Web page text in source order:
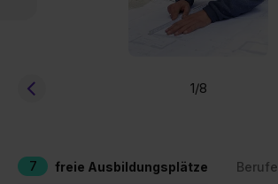
1/8
7 freie Ausbildungsplätze Berufe